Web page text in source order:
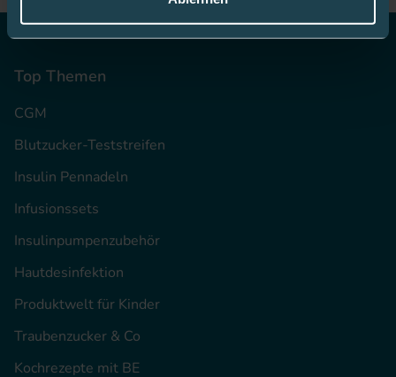
Top Themen
CGM
Blutzucker-Teststreifen
Insulin Pennadeln
Infusionssets
Insulinpumpenzubehör
Hautdesinfektion
Produktwelt für Kinder
Traubenzucker & Co
Kochrezepte mit BE